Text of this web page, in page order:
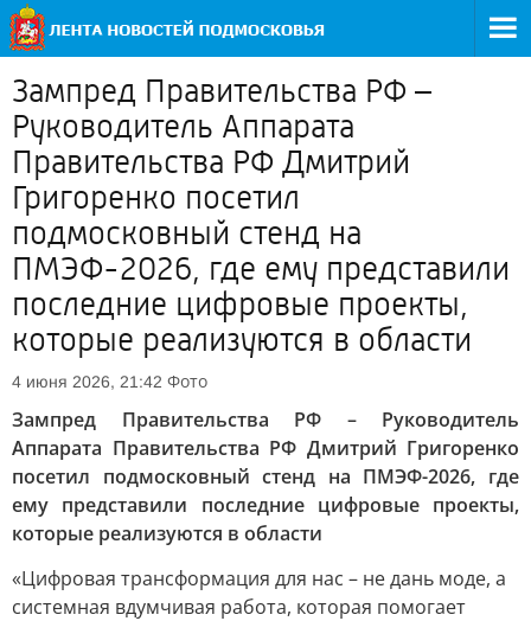
Зампред Правительства РФ –
Руководитель Аппарата
Правительства РФ Дмитрий
Григоренко посетил
подмосковный стенд на
ПМЭФ-2026, где ему представили
последние цифровые проекты,
которые реализуются в области
4 июня 2026, 21:42 Фото
Зампред Правительства РФ – Руководитель
Аппарата Правительства РФ Дмитрий Григоренко
посетил подмосковный стенд на ПМЭФ-2026, где
ему представили последние цифровые проекты,
которые реализуются в области
«Цифровая трансформация для нас – не дань моде, а
системная вдумчивая работа, которая помогает